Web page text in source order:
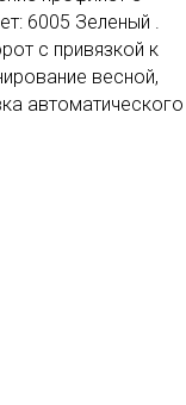
6005 Зеленый .
с привязкой к
весной,
автоматического